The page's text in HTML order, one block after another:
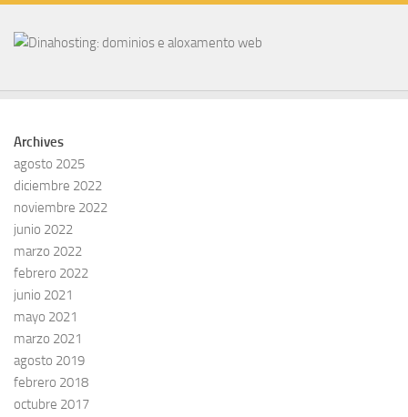
Archives
agosto 2025
diciembre 2022
noviembre 2022
junio 2022
marzo 2022
febrero 2022
junio 2021
mayo 2021
marzo 2021
agosto 2019
febrero 2018
octubre 2017